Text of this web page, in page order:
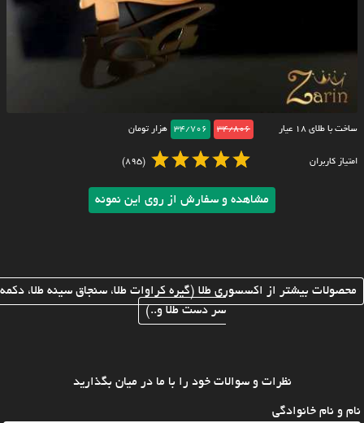
ساخت با طلای ۱۸ عیار 34/806
34/706 هزار تومان
امتیاز کاربران (895)
مشاهده و سفارش از روی این نمونه
محصولات بیشتر از اکسسوری طلا (گیره کراوات طلا، سنجاق سینه طلا، دکمه
سر دست طلا و..)
نظرات و سوالات خود را با ما در میان بگذارید
نام و نام خانوادگی